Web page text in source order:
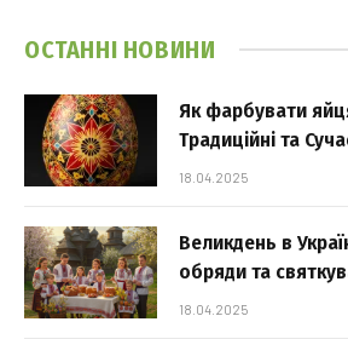
ОСТАННІ НОВИНИ
Як фарбувати
Традиційні та
18.04.2025
Великдень в
обряди та
18.04.2025